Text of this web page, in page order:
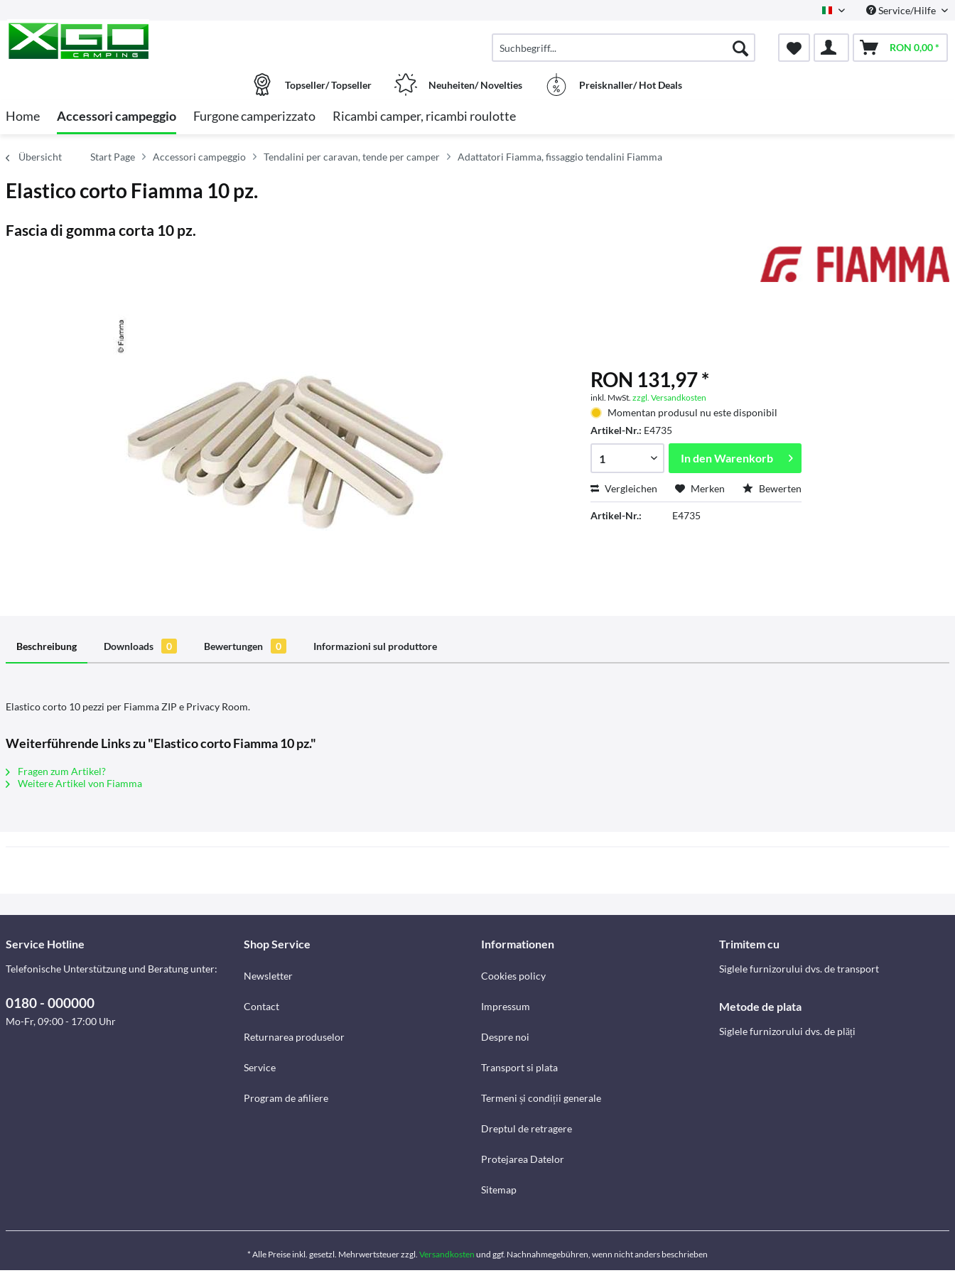
Italian Service/Hilfe
RON 0,00 *
Topseller/ Topseller Neuheiten/ Novelties Preisknaller/ Hot Deals
Home Accessori campeggio Furgone camperizzato Ricambi camper, ricambi roulotte
Übersicht Start Page Accessori campeggio Tendalini per caravan, tende per camper Adattatori Fiamma, fissaggio tendalini Fiamma
Elastico corto Fiamma 10 pz.
Fascia di gomma corta 10 pz.
RON 131,97 *
inkl. MwSt.zzgl. Versandkosten
Momentan produsul nu este disponibil
Artikel-Nr.: E4735
In denWarenkorb
Vergleichen Merken Bewerten
Artikel-Nr.: E4735
Beschreibung Downloads 0 Bewertungen 0 Informazioni sul produttore
Elastico corto 10 pezzi per Fiamma ZIP e Privacy Room.
Weiterführende Links zu "Elastico corto Fiamma 10 pz."
Fragen zum Artikel?
Weitere Artikel von Fiamma
Service Hotline
Telefonische Unterstützung und Beratung unter:
0180 - 000000
Mo-Fr, 09:00 - 17:00 Uhr
Shop Service
Newsletter
Contact
Returnarea produselor
Service
Program de afiliere
Informationen
Cookies policy
Impressum
Despre noi
Transport si plata
Termeni și condiții generale
Dreptul de retragere
Protejarea Datelor
Sitemap
Trimitem cu
Siglele furnizorului dvs. de transport
Metode de plata
Siglele furnizorului dvs. de plăți
* Alle Preise inkl. gesetzl. Mehrwertsteuer zzgl. Versandkosten und ggf. Nachnahmegebühren, wenn nicht anders beschrieben